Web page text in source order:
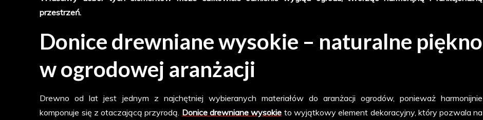
Twój
przestrzeń.
Donice drewniane wysokie – naturalne piękno
w ogrodowej aranżacji
Drewno od lat jest jednym z najchętniej wybieranych materiałów do aranżacji ogrodów, ponieważ harmonijnie
komponuje się z otaczającą przyrodą. Donice drewniane wysokie to wyjątkowy element dekoracyjny, który pozwala na